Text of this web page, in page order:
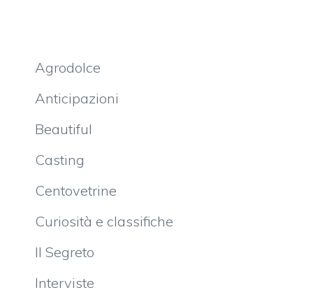
Agrodolce
Anticipazioni
Beautiful
Casting
Centovetrine
Curiosità e classifiche
Il Segreto
Interviste